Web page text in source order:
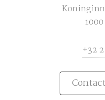
+32 2